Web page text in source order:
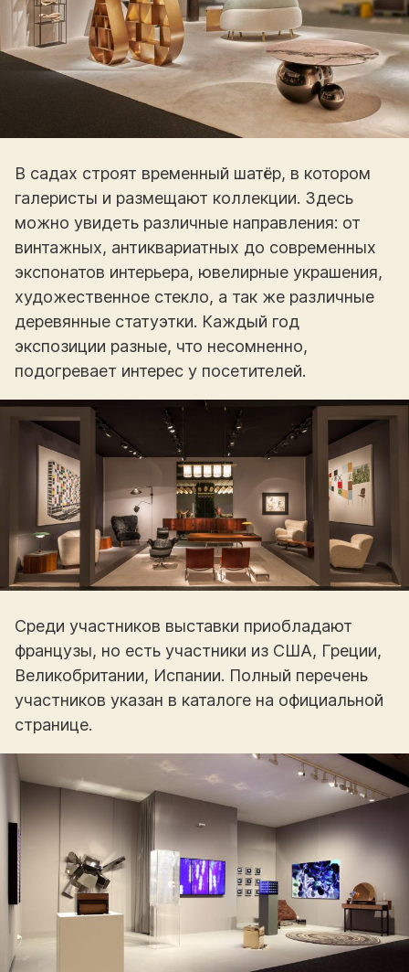
В садах строят временный шатёр, в котором
галеристы и размещают коллекции. Здесь
можно увидеть различные направления: от
винтажных, антиквариатных до современных
экспонатов интерьера, ювелирные украшения,
художественное стекло, а так же различные
деревянные статуэтки. Каждый год
экспозиции разные, что несомненно,
подогревает интерес у посетителей.
Среди участников выставки приобладают
французы, но есть участники из США, Греции,
Великобритании, Испании. Полный перечень
участников указан в каталоге на официальной
странице.